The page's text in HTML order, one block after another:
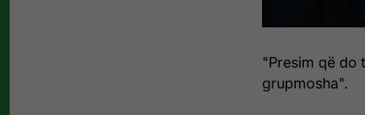
"Presim që do
grupmosha".